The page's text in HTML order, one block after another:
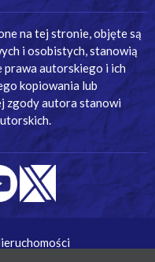
na tej stronie, objęte są
i osobistych, stanowią
prawa autorskiego i ich
kopiowania lub
zgody autora stanowi